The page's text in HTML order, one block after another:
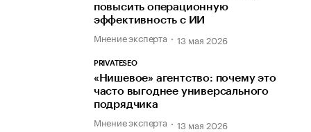
повысить операционную
эффективность с ИИ
Мнение эксперта 13 мая 2026
PRIVATESEO
«Нишевое» агентство: почему это
часто выгоднее универсального
подрядчика
Мнение эксперта 13 мая 2026